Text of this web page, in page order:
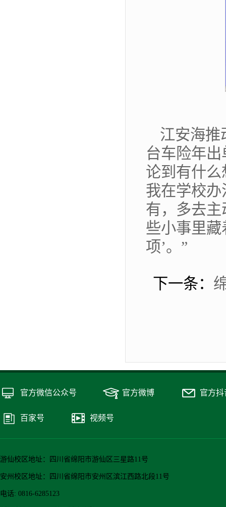
江安海推
台车险年
论到有什么
我在学校
有，多去
些小事里
项’。”
下一条：
官方微信公众号 官方微博 官方抖
百家号 视频号
游仙校区地址：四川省绵阳市游仙区三星路11号
安州校区地址：四川省绵阳市安州区滨江西路北段11号
电话: 0816-6285123